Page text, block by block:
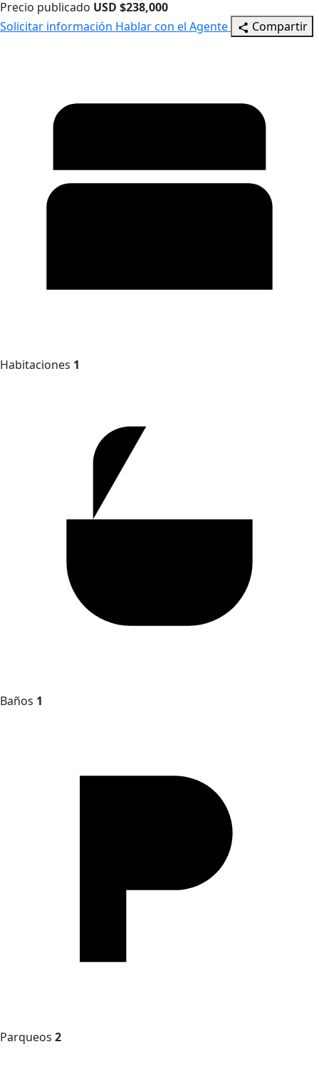
Precio publicado USD $238,000
Solicitar información Hablar con el Agente Compartir
Habitaciones 1
Baños 1
Parqueos 2